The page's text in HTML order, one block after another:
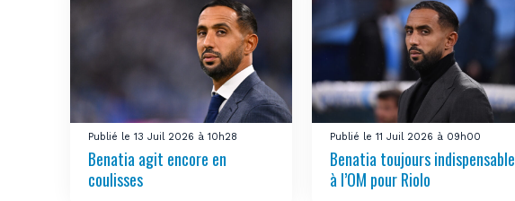
Publié le 13 Juil 2026 à 10h28
Benatia agit encore en
coulisses
Publié le 11 Juil 2026 à 09h00
Benatia toujours indispensable
à l’OM pour Riolo